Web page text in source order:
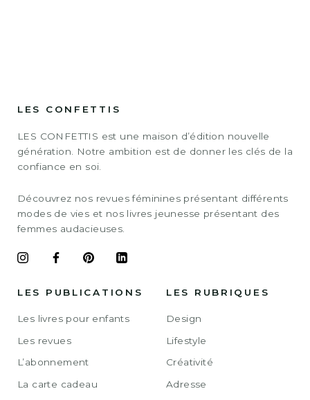
LES CONFETTIS
LES CONFETTIS est une maison d’édition nouvelle
génération. Notre ambition est de donner les clés de la
confiance en soi.
Découvrez nos revues féminines présentant différents
modes de vies et nos livres jeunesse présentant des
femmes audacieuses.
LES PUBLICATIONS
Les livres pour enfants
Les revues
L’abonnement
La carte cadeau
LES RUBRIQUES
Design
Lifestyle
Créativité
Adresse